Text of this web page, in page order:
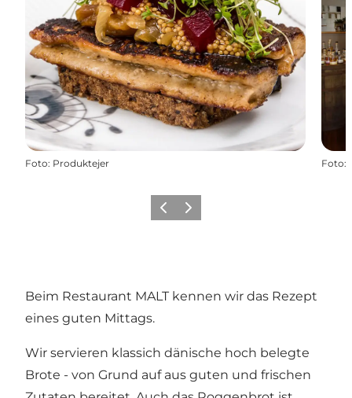
Foto: Produktejer Foto:
ZurückWeiter
Beim Restaurant MALT kennen wir das Rezept
eines guten Mittags.
Wir servieren klassich dänische hoch belegte
Brote - von Grund auf aus guten und frischen